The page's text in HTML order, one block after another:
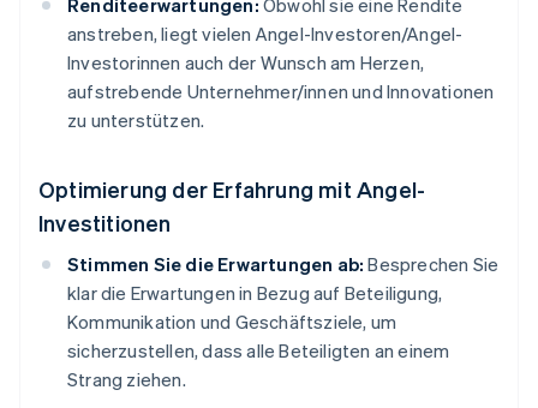
Renditeerwartungen: Obwohl sie eine Rendite
anstreben, liegt vielen Angel-Investoren/Angel-
Investorinnen auch der Wunsch am Herzen,
aufstrebende Unternehmer/innen und Innovationen
zu unterstützen.
Optimierung der Erfahrung mit Angel-
Investitionen
Stimmen Sie die Erwartungen ab: Besprechen Sie
klar die Erwartungen in Bezug auf Beteiligung,
Kommunikation und Geschäftsziele, um
sicherzustellen, dass alle Beteiligten an einem
Strang ziehen.